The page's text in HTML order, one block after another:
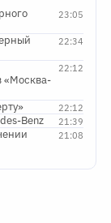
23:05
22:34
22:12
«Москва-
22:12
21:39
Benz
21:08